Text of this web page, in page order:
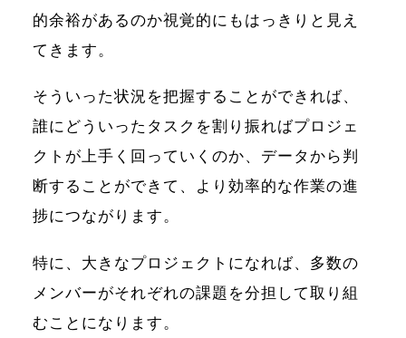
的余裕があるのか視覚的にもはっきりと見え
てきます。
そういった状況を把握することができれば、
誰にどういったタスクを割り振ればプロジェ
クトが上手く回っていくのか、データから判
断することができて、より効率的な作業の進
捗につながります。
特に、大きなプロジェクトになれば、多数の
メンバーがそれぞれの課題を分担して取り組
むことになります。